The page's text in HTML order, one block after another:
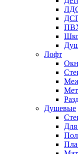
Лофт
Душевые